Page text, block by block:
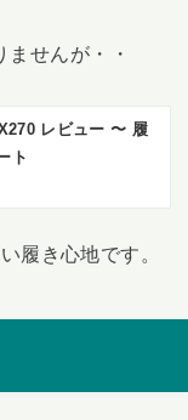
せんが・・
レビュー 〜 履
ト
履き心地です。